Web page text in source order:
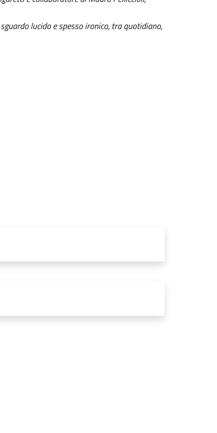
lucido e spesso ironico, tra quotidiano,